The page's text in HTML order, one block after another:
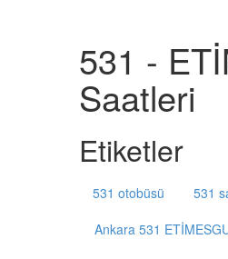
531 -
Saatleri
Etiketler
531 otobüsü 531
Ankara 531